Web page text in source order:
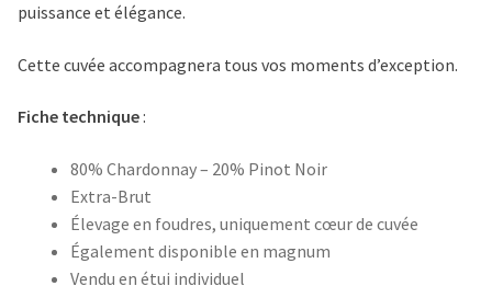
puissance et élégance.
Cette cuvée accompagnera tous vos moments d’exception.
Fiche technique:
80% Chardonnay – 20% Pinot Noir
Extra-Brut
Élevage en foudres, uniquement cœur de cuvée
Également disponible en magnum
Vendu en étui individuel